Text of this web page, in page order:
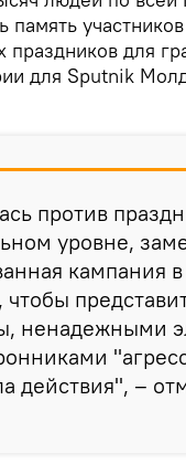
праздников для
для Sputnik
против
уровне,
кампания
ненадежными
действия", –